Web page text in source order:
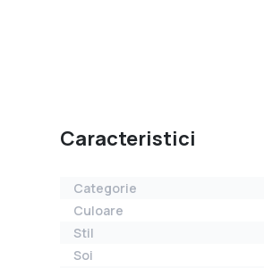
Caracteristici
Categorie
Culoare
Stil
Soi